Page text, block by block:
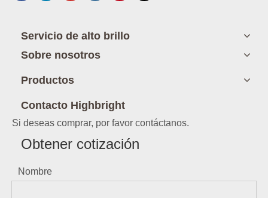
Servicio de alto brillo
Sobre nosotros
Productos
Contacto Highbright
Si deseas comprar, por favor contáctanos.
Obtener cotización
Nombre